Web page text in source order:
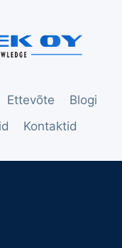
Ettevõte
Blogi
Kontaktid